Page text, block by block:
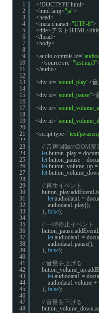
1
2
3
4
5
6
7
8
9
10
11
12
13
14
15
16
17
18
19
20
21
22
23
24
25
26
27
28
29
30
31
32
33
34
35
36
37
38
39
40
41
42
43
44
45
46
47
48
<!DOCTYPE html>
<html lang="ja">
<head>
<meta charset="UTF-8">
<title>テストHTML</
</head>
<body>
<audio controls id=
<source src="test.mp3"
</audio>
<div id="sound_play">
<div id="sound_pause">
<div id=
<div id=
<script type="text/
// 音声制御のDOM要
let button_play =
let button_pause =
let button_volume_up
let
// 再生イベント
let audiodata1 =
audiodata1.play();
}, false);
// 一時停止イベント
let audiodata1 =
audiodata1.pause();
}, false);
// 音量を上げる
let audiodata1 =
audiodata1.volume
}, false);
// 音量を下げる